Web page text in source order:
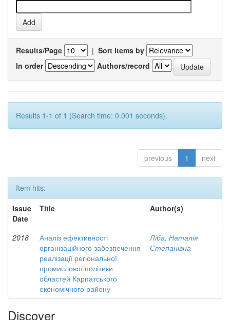
Results/Page | Sort items by
In order
Authors/record
Results 1-1 of 1 (Search time: 0.001 seconds).
previous 1 next
Item hits:
Issue
Date
Title Author(s)
2018
Аналіз ефективності
організаційного забезпечення
реалізації регіональної
промислової політики
областей Карпатського
економічного району
Ліба, Наталія
Степанівна
Discover